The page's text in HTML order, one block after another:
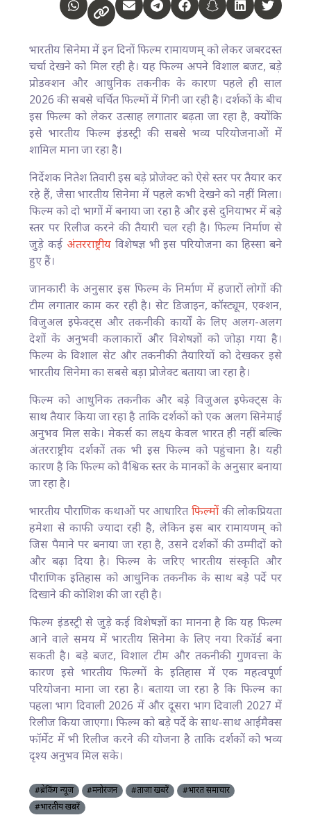
भारतीय सिनेमा में इन दिनों फिल्म रामायणम् को लेकर जबरदस्त
चर्चा देखने को मिल रही है। यह फिल्म अपने विशाल बजट, बड़े
प्रोडक्शन और आधुनिक तकनीक के कारण पहले ही साल
2026 की सबसे चर्चित फिल्मों में गिनी जा रही है। दर्शकों के बीच
इस फिल्म को लेकर उत्साह लगातार बढ़ता जा रहा है, क्योंकि
इसे भारतीय फिल्म इंडस्ट्री की सबसे भव्य परियोजनाओं में
शामिल माना जा रहा है।
निर्देशक नितेश तिवारी इस बड़े प्रोजेक्ट को ऐसे स्तर पर तैयार कर
रहे हैं, जैसा भारतीय सिनेमा में पहले कभी देखने को नहीं मिला।
फिल्म को दो भागों में बनाया जा रहा है और इसे दुनियाभर में बड़े
स्तर पर रिलीज करने की तैयारी चल रही है। फिल्म निर्माण से
जुड़े कई अंतरराष्ट्रीय विशेषज्ञ भी इस परियोजना का हिस्सा बने
हुए हैं।
जानकारी के अनुसार इस फिल्म के निर्माण में हजारों लोगों की
टीम लगातार काम कर रही है। सेट डिजाइन, कॉस्ट्यूम, एक्शन,
विजुअल इफेक्ट्स और तकनीकी कार्यों के लिए अलग-अलग
देशों के अनुभवी कलाकारों और विशेषज्ञों को जोड़ा गया है।
फिल्म के विशाल सेट और तकनीकी तैयारियों को देखकर इसे
भारतीय सिनेमा का सबसे बड़ा प्रोजेक्ट बताया जा रहा है।
फिल्म को आधुनिक तकनीक और बड़े विजुअल इफेक्ट्स के
साथ तैयार किया जा रहा है ताकि दर्शकों को एक अलग सिनेमाई
अनुभव मिल सके। मेकर्स का लक्ष्य केवल भारत ही नहीं बल्कि
अंतरराष्ट्रीय दर्शकों तक भी इस फिल्म को पहुंचाना है। यही
कारण है कि फिल्म को वैश्विक स्तर के मानकों के अनुसार बनाया
जा रहा है।
भारतीय पौराणिक कथाओं पर आधारितफिल्मोंकी लोकप्रियता
हमेशा से काफी ज्यादा रही है, लेकिन इस बार रामायणम् को
जिस पैमाने पर बनाया जा रहा है, उसने दर्शकों की उम्मीदों को
और बढ़ा दिया है। फिल्म के जरिए भारतीय संस्कृति और
पौराणिक इतिहास को आधुनिक तकनीक के साथ बड़े पर्दे पर
दिखाने की कोशिश की जा रही है।
फिल्म इंडस्ट्री से जुड़े कई विशेषज्ञों का मानना है कि यह फिल्म
आने वाले समय में भारतीय सिनेमा के लिए नया रिकॉर्ड बना
सकती है। बड़े बजट, विशाल टीम और तकनीकी गुणवत्ता के
कारण इसे भारतीय फिल्मों के इतिहास में एक महत्वपूर्ण
परियोजना माना जा रहा है। बताया जा रहा है कि फिल्म का
पहला भाग दिवाली 2026 में और दूसरा भाग दिवाली 2027 में
रिलीज किया जाएगा। फिल्म को बड़े पर्दे के साथ-साथ आईमैक्स
फॉर्मेट में भी रिलीज करने की योजना है ताकि दर्शकों को भव्य
दृश्य अनुभव मिल सके।
#ब्रेकिंग न्यूज़ #मनोरंजन #ताज़ा खबरें
#भारत समाचार
#भारतीय खबरें